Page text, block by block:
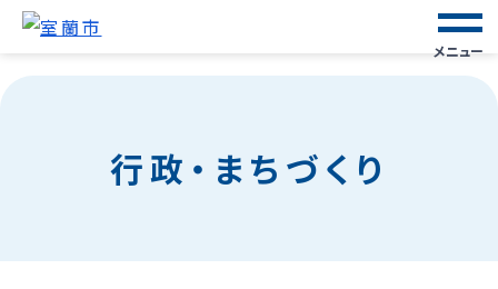
メニュー
行政・まちづくり